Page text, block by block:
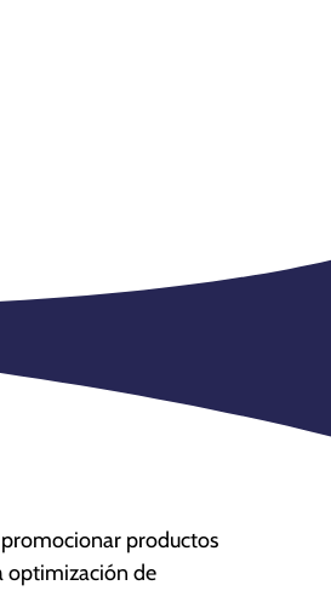
promocionar productos
optimización de